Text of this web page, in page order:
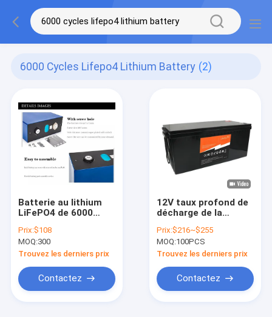
6000 Cycles Lifepo4 Lithium Battery (2)
Batterie au lithium
LiFePO4 de 6000
pour les systèmes
solaires
Prix:$108
MOQ:300
Trouvez les derniers prix
Contactez
12V taux profond de
décharge de la
LiFePO4 pour des
chariots de golf
Prix:$216~$255
MOQ:100PCS
Trouvez les derniers prix
Contactez